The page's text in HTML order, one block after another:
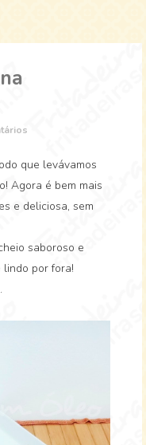
que levávamos
Agora é bem mais
e deliciosa, sem
saboroso e
lindo por fora!